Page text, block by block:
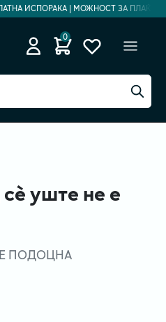
ИСПОРАКА | МОЖНОСТ ЗА
0
уште не е
ПОДОЦНА